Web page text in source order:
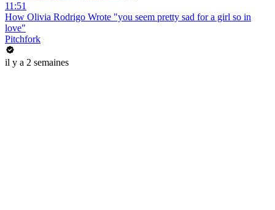
11:51
How Olivia Rodrigo Wrote "you seem pretty sad for a girl so in
love"
Pitchfork
il y a 2 semaines